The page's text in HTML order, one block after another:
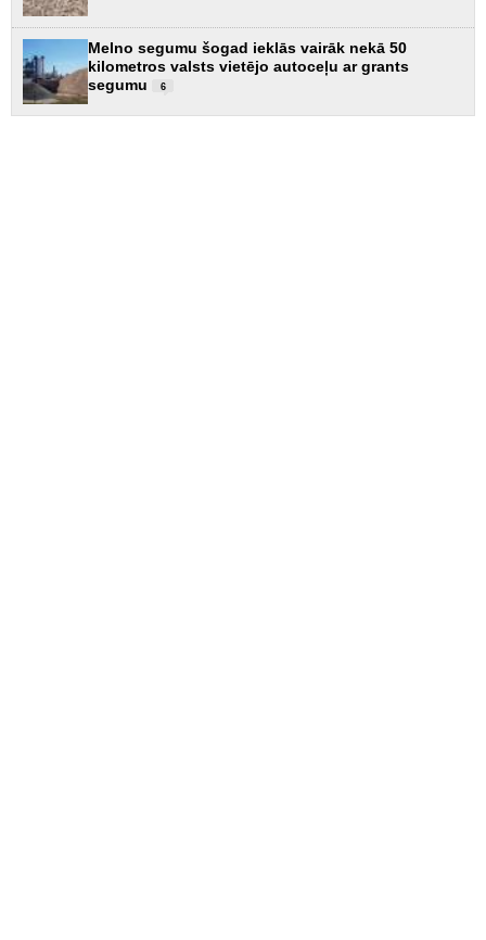
Melno segumu šogad ieklās vairāk nekā 50
kilometros valsts vietējo autoceļu ar grants
segumu
6